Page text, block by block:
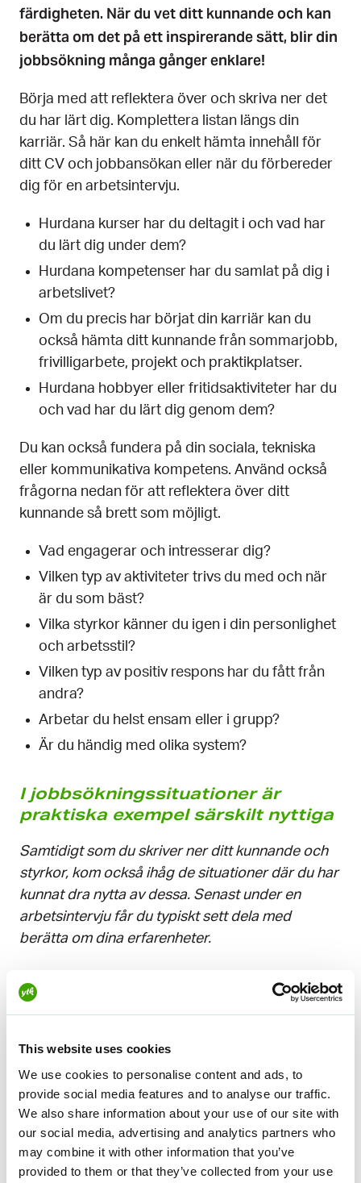
This website uses cookies
We use cookies to personalise content and ads, to
provide social media features and to analyse our traffic.
We also share information about your use of our site with
our social media, advertising and analytics partners who
may combine it with other information that you’ve
provided to them or that they’ve collected from your use
färdigheten. När du vet ditt kunnande och kan
berätta om det på ett inspirerande sätt, blir din
jobbsökning många gånger enklare!
Börja med att reflektera över och skriva ner det
du har lärt dig. Komplettera listan längs din
karriär. Så här kan du enkelt hämta innehåll för
ditt CV och jobbansökan eller när du förbereder
dig för en arbetsintervju.
Hurdana kurser har du deltagit i och vad har
du lärt dig under dem?
Hurdana kompetenser har du samlat på dig i
arbetslivet?
Om du precis har börjat din karriär kan du
också hämta ditt kunnande från sommarjobb,
frivilligarbete, projekt och praktikplatser.
Hurdana hobbyer eller fritidsaktiviteter har du
och vad har du lärt dig genom dem?
Du kan också fundera på din sociala, tekniska
eller kommunikativa kompetens. Använd också
frågorna nedan för att reflektera över ditt
kunnande så brett som möjligt.
Vad engagerar och intresserar dig?
Vilken typ av aktiviteter trivs du med och när
är du som bäst?
Vilka styrkor känner du igen i din personlighet
och arbetsstil?
Vilken typ av positiv respons har du fått från
andra?
Arbetar du helst ensam eller i grupp?
Är du händig med olika system?
I jobbsökningssituationer är
praktiska exempel särskilt nyttiga
Samtidigt som du skriver ner ditt kunnande och
styrkor, kom också ihåg de situationer där du har
kunnat dra nytta av dessa. Senast under en
arbetsintervju får du typiskt sett dela med
berätta om dina erfarenheter.
När det gäller metoden har du fria händer:
att skapa tabeller med Excel. Idén är att du
skriver ner allt du har lärt dig och kompletterar
listan när nya saker samlas.
Det är ofta bra att bolla liknande frågor med
någon annan. Via YTK Arbetsliv får du en
karriärcoach som hjälper dig att identifiera och